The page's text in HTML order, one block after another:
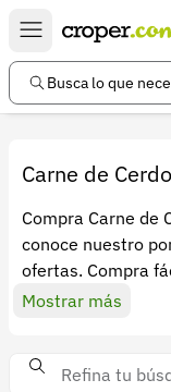
Busca lo que
Carne de Cerdo
Compra Carne de
conoce nuestro
ofertas. Compra
Mostrar más
Enlaces de interés
Preguntas frecuentes
Ayuda
Términos y
Política de
Cuenta